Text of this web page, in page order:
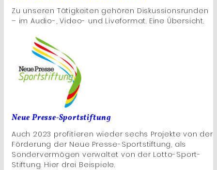
Zu unseren Tätigkeiten gehören Diskussionsrunden
– im Audio-, Video- und Liveformat. Eine Übersicht.
Neue Presse-Sportstiftung
Auch 2023 profitieren wieder sechs Projekte von der
Förderung der Neue Presse-Sportstiftung, als
Sondervermögen verwaltet von der Lotto-Sport-
Stiftung. Hier drei Beispiele.